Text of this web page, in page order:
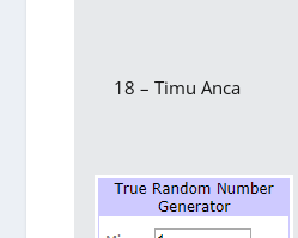
18 – Timu Anca